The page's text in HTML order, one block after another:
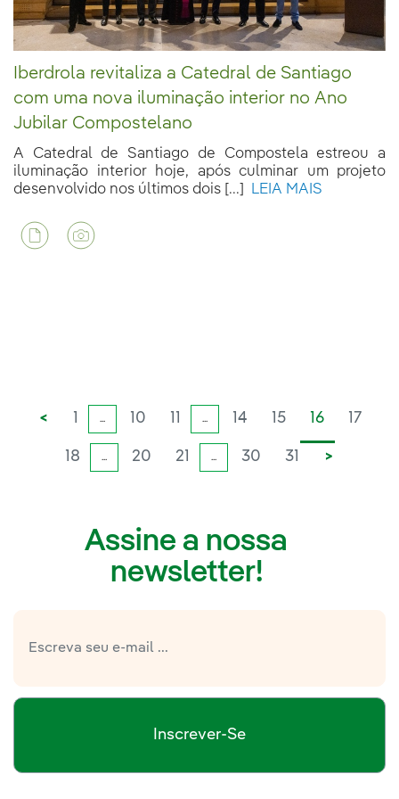
Iberdrola revitaliza a Catedral de Santiago
com uma nova iluminação interior no Ano
Jubilar Compostelano
A Catedral de Santiago de Compostela estreou a
iluminação interior hoje, após culminar um projeto
desenvolvido nos últimos dois [...]
LEIA MAIS
< 1 ... 10 11 ... 14 15 16 17
18 ... 20 21 ... 30 31 >
Assine a nossa
newsletter!
Inscrever-Se